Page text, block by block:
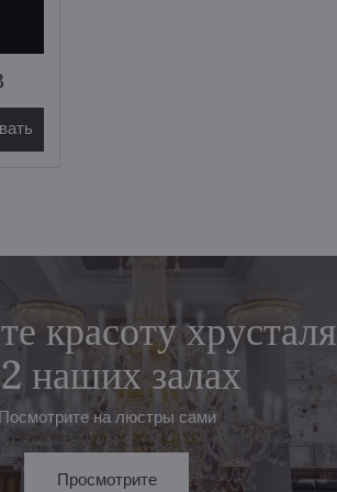
красоту хрусталя
наших залах
на люстры сами
Просмотрите